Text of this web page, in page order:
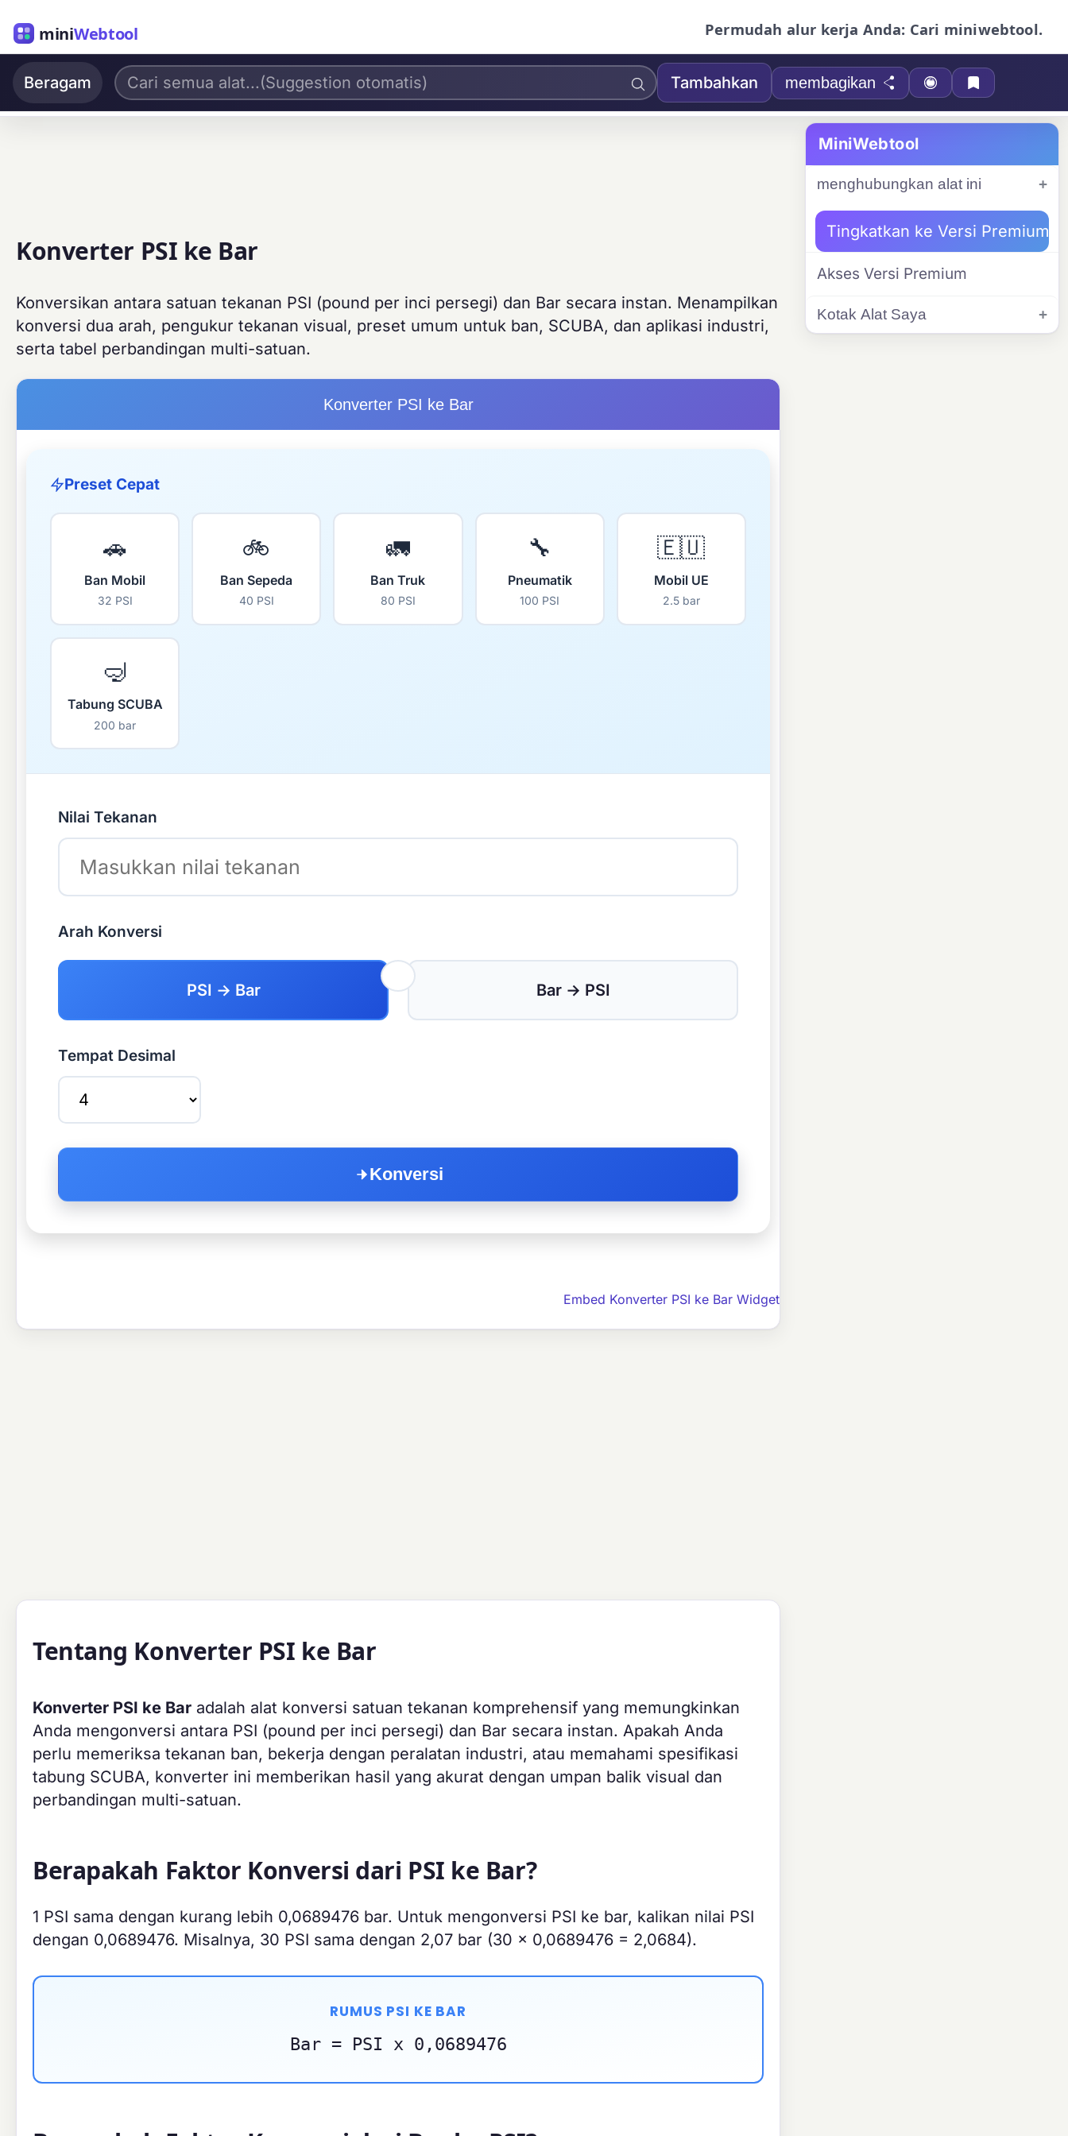
miniWebtool Permudah alur kerja Anda: Cari miniwebtool.
Beragam Tambahkan membagikan
Konverter PSI ke Bar
Konversikan antara satuan tekanan PSI (pound per inci persegi) dan Bar secara instan. Menampilkan
konversi dua arah, pengukur tekanan visual, preset umum untuk ban, SCUBA, dan aplikasi industri,
serta tabel perbandingan multi-satuan.
Konverter PSI ke Bar
Preset Cepat
🚗
Ban Mobil
32 PSI
🚲
Ban Sepeda
40 PSI
🚛
Ban Truk
80 PSI
🔧
Pneumatik
100 PSI
🇪🇺
Mobil UE
2.5 bar
🤿
Tabung SCUBA
200 bar
Nilai Tekanan
Arah Konversi
PSI → Bar Bar → PSI
Tempat Desimal
Konversi
Embed Konverter PSI ke Bar Widget
Tentang Konverter PSI ke Bar
Konverter PSI ke Bar adalah alat konversi satuan tekanan komprehensif yang memungkinkan
Anda mengonversi antara PSI (pound per inci persegi) dan Bar secara instan. Apakah Anda
perlu memeriksa tekanan ban, bekerja dengan peralatan industri, atau memahami spesifikasi
tabung SCUBA, konverter ini memberikan hasil yang akurat dengan umpan balik visual dan
perbandingan multi-satuan.
Berapakah Faktor Konversi dari PSI ke Bar?
1 PSI sama dengan kurang lebih 0,0689476 bar. Untuk mengonversi PSI ke bar, kalikan nilai PSI
dengan 0,0689476. Misalnya, 30 PSI sama dengan 2,07 bar (30 x 0,0689476 = 2,0684).
RUMUS PSI KE BAR
Bar = PSI x 0,0689476
MiniWebtool
menghubungkan alat ini
Tingkatkan ke Versi Premium
Akses Versi Premium
Kotak Alat Saya